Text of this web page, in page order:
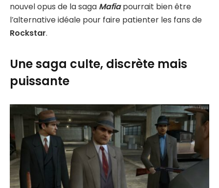
nouvel opus de la saga Mafiapourrait bien être
l’alternative idéale pour faire patienter les fans de
Rockstar.
Une saga culte, discrète mais
puissante